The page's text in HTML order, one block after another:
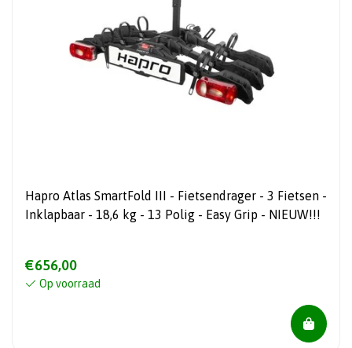
Hapro Atlas SmartFold III - Fietsendrager - 3 Fietsen -
Inklapbaar - 18,6 kg - 13 Polig - Easy Grip - NIEUW!!!
€656,00
Op voorraad